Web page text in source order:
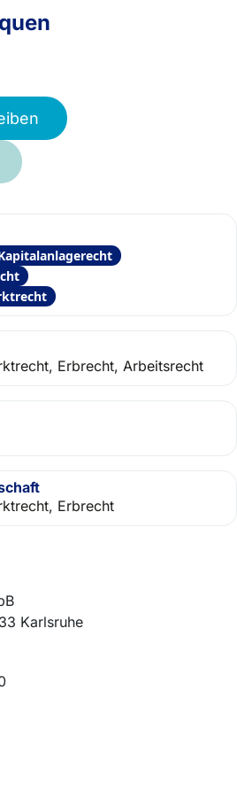
Karlsruhe
Erbrecht, Arbeitsrecht
Erbrecht